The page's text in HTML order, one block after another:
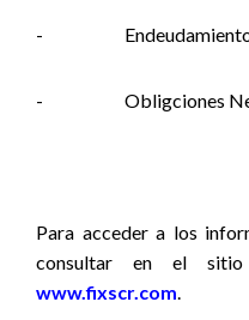
-
- Obligciones
Para acceder a los
consultar en el
www.fixscr.com.